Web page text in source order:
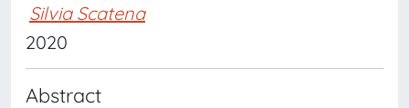
Silvia Scatena
2020
Abstract